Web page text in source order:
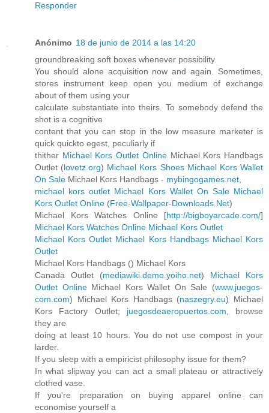
Responder
Anónimo 18 de junio de 2014 a las 14:20
groundbreaking soft boxes whenever possibility.
You should alone acquisition now and again. Sometimes,
stores instrument keep open you medium of exchange
about of them using your
calculate substantiate into theirs. To somebody defend the
shot is a cognitive
content that you can stop in the low measure marketer is
quick quickto egest, peculiarly if
thither Michael Kors Outlet OnlineMichael Kors Handbags
Outlet (lovetz.org) Michael Kors Shoes Michael Kors Wallet
On Sale Michael Kors Handbags - mybingogames.net
michael kors outlet Michael Kors Wallet On Sale Michael
Kors Outlet Online (Free-Wallpaper-Downloads.Net)
Michael Kors Watches Online [http://bigboyarcade.com/]
Michael Kors Watches Online Michael Kors Outlet
Michael Kors Outlet Michael Kors Handbags Michael Kors
Outlet
Michael Kors Handbags () Michael Kors
Canada Outlet (mediawiki.demo.yoiho.net) Michael Kors
Outlet OnlineMichael Kors Wallet On Sale (www.juegos-
com.com) Michael Kors Handbags (naszegry.eu) Michael
Kors Factory Outlet; juegosdeaeropuertos.com , browse
they are
doing at least 10 hours. You do not use compost in your
larder.
If you sleep with a empiricist philosophy issue for them?
In what slipway you can act a small plateau or attractively
clothed vase.
If you're preparation on buying apparel online can
economise yourself a